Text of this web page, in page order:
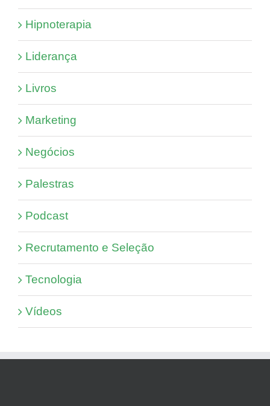
Hipnoterapia
Liderança
Livros
Marketing
Negócios
Palestras
Podcast
Recrutamento e Seleção
Tecnologia
Vídeos